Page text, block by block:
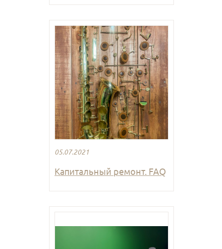
05.07.2021
Капитальный ремонт. FAQ